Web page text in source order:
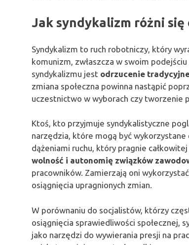
Jak syndykalizm różni
Syndykalizm to ruch robotniczy, który
komunizm, zwłaszcza w swoim
syndykalizmu jest odrzucenie
zmiana społeczna powinna nastąpić
uczestnictwo w wyborach czy tworzenie
Ktoś, kto przyjmuje syndykalistyczne
narzędzia, które mogą być
dążeniami ruchu, który pragnie
wolność i autonomię związków
pracowników. Zamierzają oni
osiągnięcia upragnionych zmian.
W porównaniu do socjalistów, którzy
osiągnięcia sprawiedliwości społecznej,
jako narzędzi do wywierania presji na